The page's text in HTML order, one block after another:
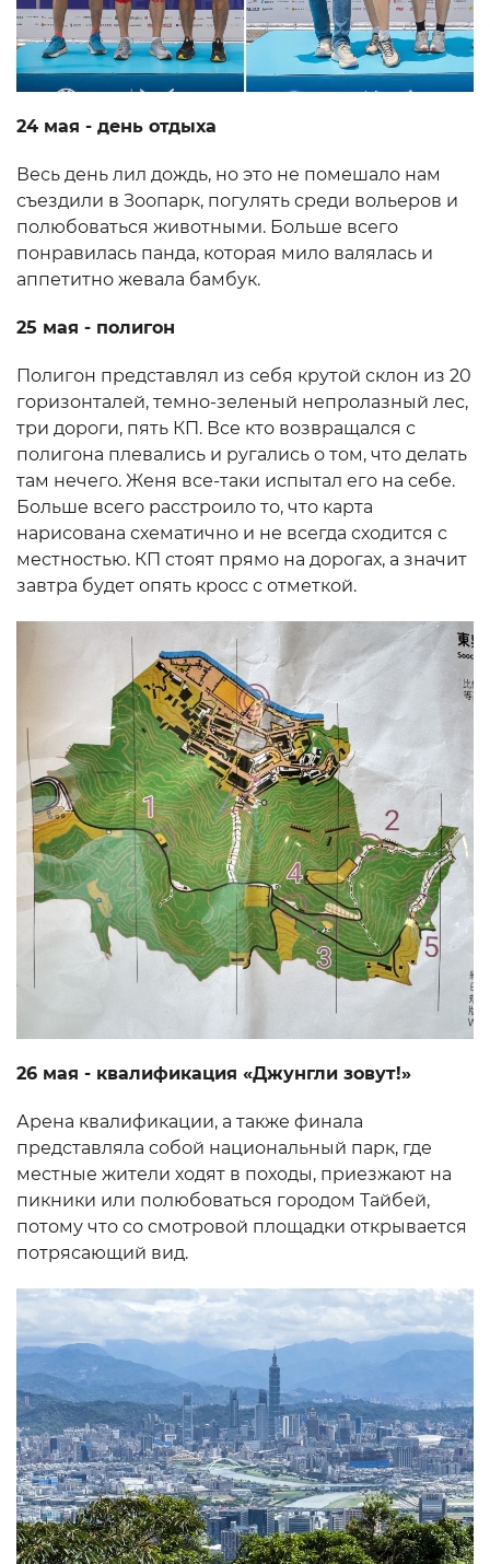
24 мая - день отдыха
Весь день лил дождь, но это не помешало нам
съездили в Зоопарк, погулять среди вольеров и
полюбоваться животными. Больше всего
понравилась панда, которая мило валялась и
аппетитно жевала бамбук.
25 мая - полигон
Полигон представлял из себя крутой склон из 20
горизонталей, темно-зеленый непролазный лес,
три дороги, пять КП. Все кто возвращался с
полигона плевались и ругались о том, что делать
там нечего. Женя все-таки испытал его на себе.
Больше всего расстроило то, что карта
нарисована схематично и не всегда сходится с
местностью. КП стоят прямо на дорогах, а значит
завтра будет опять кросс с отметкой.
26 мая - квалификация «Джунгли зовут!»
Арена квалификации, а также финала
представляла собой национальный парк, где
местные жители ходят в походы, приезжают на
пикники или полюбоваться городом Тайбей,
потому что со смотровой площадки открывается
потрясающий вид.